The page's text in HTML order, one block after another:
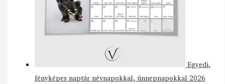
Egyedi,
fényképes naptár névnapokkal, ünnepnapokkal 2026